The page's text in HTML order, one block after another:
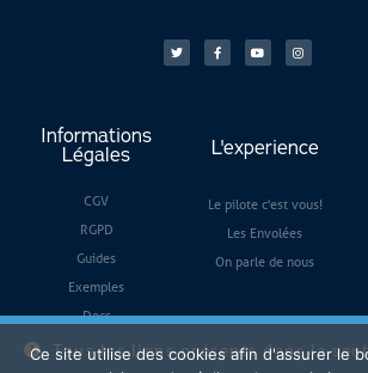
Tous les liens présents dans la
Informations
Légales
CGV
RGPD
Guides
Exemples
Docs
L'experience
Le pilote c'est vous!
Les Envolées
On parle de nous
Ce site utilise des cookies afin d'assurer le